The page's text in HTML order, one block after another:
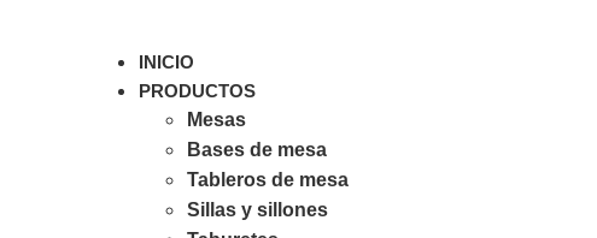
INICIO
PRODUCTOS
Mesas
Bases de mesa
Tableros de mesa
Sillas y sillones